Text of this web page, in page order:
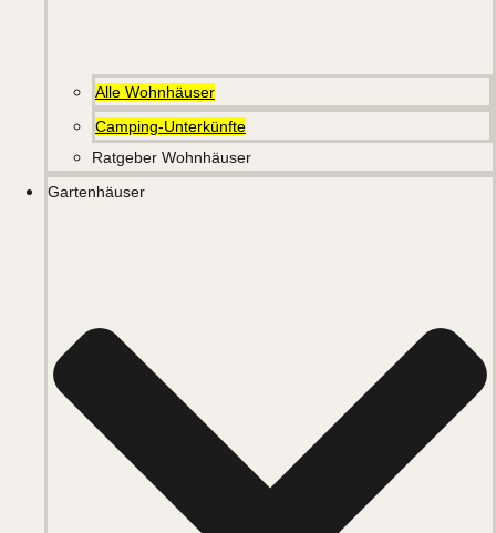
Alle Wohnhäuser
Camping-Unterkünfte
Ratgeber Wohnhäuser
Gartenhäuser